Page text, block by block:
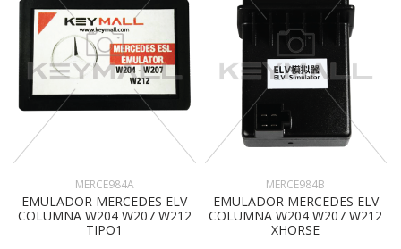
MERCE984A
EMULADOR MERCEDES ELV
COLUMNA W204 W207 W212
TIPO1
MERCE984B
EMULADOR MERCEDES ELV
COLUMNA W204 W207 W212
XHORSE